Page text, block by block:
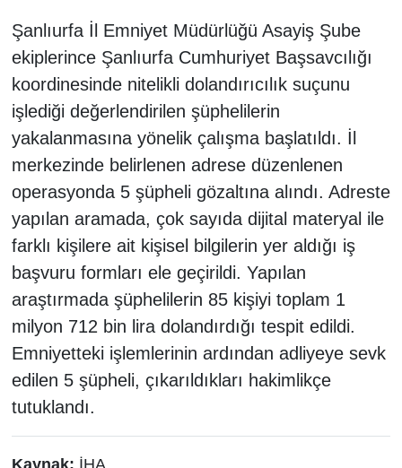
Şanlıurfa İl Emniyet Müdürlüğü Asayiş Şube
ekiplerince Şanlıurfa Cumhuriyet Başsavcılığı
koordinesinde nitelikli dolandırıcılık suçunu
işlediği değerlendirilen şüphelilerin
yakalanmasına yönelik çalışma başlatıldı. İl
merkezinde belirlenen adrese düzenlenen
operasyonda 5 şüpheli gözaltına alındı. Adreste
yapılan aramada, çok sayıda dijital materyal ile
farklı kişilere ait kişisel bilgilerin yer aldığı iş
başvuru formları ele geçirildi. Yapılan
araştırmada şüphelilerin 85 kişiyi toplam 1
milyon 712 bin lira dolandırdığı tespit edildi.
Emniyetteki işlemlerinin ardından adliyeye sevk
edilen 5 şüpheli, çıkarıldıkları hakimlikçe
tutuklandı.